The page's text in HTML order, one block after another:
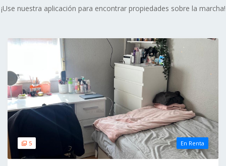
¡Use nuestra aplicación para encontrar propiedades sobre la marcha!
5 En Renta